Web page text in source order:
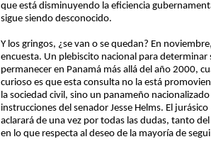
que está disminuyendo la eficiencia
sigue siendo desconocido.
Y los gringos, ¿se van o se quedan? En
encuesta. Un plebiscito nacional para
permanecer en Panamá más allá del año 2000,
curioso es que esta consulta no la está
la sociedad civil, sino un panameño
instrucciones del senador Jesse Helms. El
aclarará de una vez por todas las dudas, tanto
en lo que respecta al deseo de la mayoría de